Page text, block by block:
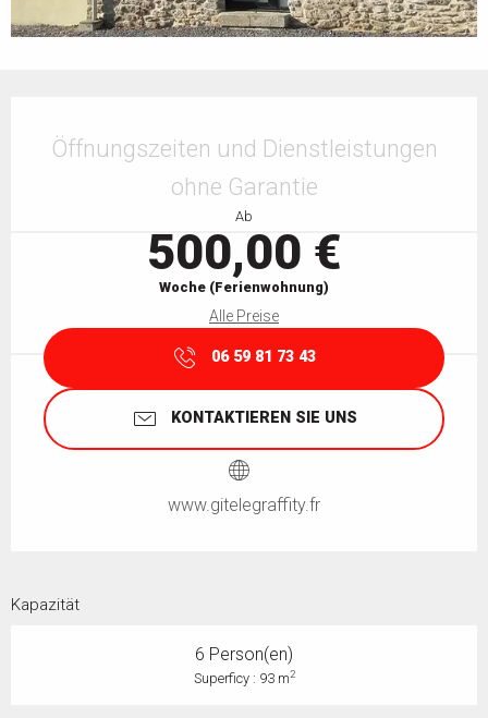
Öffnungszeiten und Dienstleistungen
ohne Garantie
Ab
500,00 €
Woche (Ferienwohnung)
Alle Preise
06 59 81 73 43
KONTAKTIEREN SIE UNS
www.gitelegraffity.fr
Kapazität
6 Person(en)
Superficy : 93 m2